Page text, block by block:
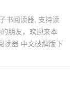
书阅读器, 支持读
朋友，欢迎来本
读器 中文破解版下